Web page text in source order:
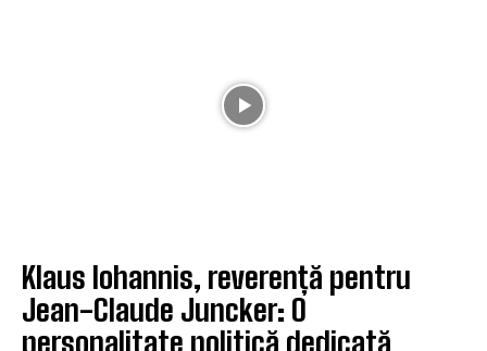
Klaus Iohannis, reverență pentru
Jean-Claude Juncker: O
personalitate politică dedicată